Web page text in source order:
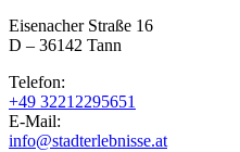
Eisenacher Straße 16
D – 36142 Tann
Telefon:
+49 32212295651
E-Mail:
info@stadterlebnisse.at